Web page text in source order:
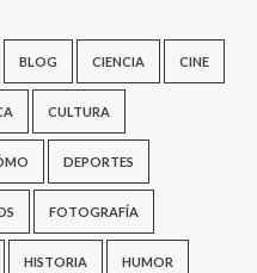
BLOG CIENCIA CINE
CULTURA
DEPORTES
FOTOGRAFÍA
HISTORIA HUMOR